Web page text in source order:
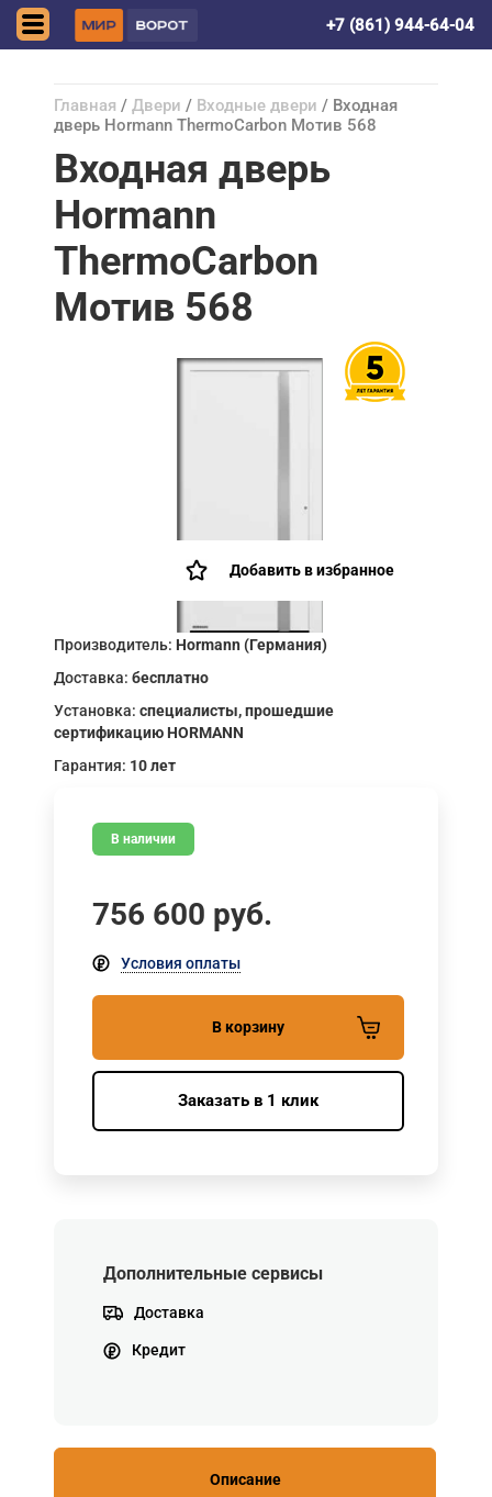
+7 (861) 944-64-04
Главная / Двери / Входные двери / Входная
дверь Hormann ThermoCarbon Мотив 568
Входная дверь
Hormann
ThermoCarbon
Мотив 568
Добавить в избранное
Производитель: Hormann (Германия)
Доставка: бесплатно
Установка: специалисты, прошедшие
сертификацию HORMANN
Гарантия: 10 лет
В наличии
756 600 руб.
Условия оплаты
В корзину
Заказать в 1 клик
Дополнительные сервисы
Доставка
Кредит
Описание